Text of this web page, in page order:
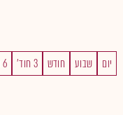
יום שבוע חודש 3 חוד' 6 חוד'